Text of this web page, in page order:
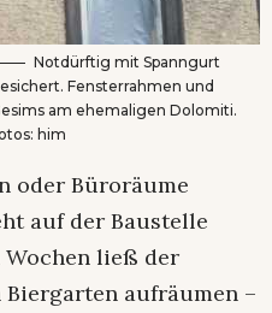
Notdürftig mit Spanngurt
Fensterrahmen und
am ehemaligen Dolomiti.
him
oder Büroräume
auf der Baustelle
Wochen ließ der
aufräumen –